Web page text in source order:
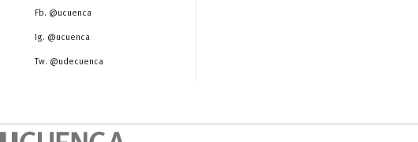
Tecnologías
Radio Universitaria
Sostenibilidad
Fb. @ucuenca
Ig. @ucuenca
Tw. @udecuenca